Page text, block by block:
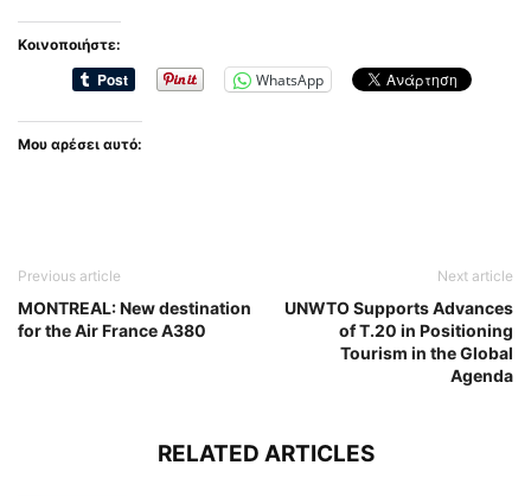
Κοινοποιήστε:
WhatsApp
Μου αρέσει αυτό:
Previous article
MONTREAL: New destination
for the Air France A380
Next article
UNWTO Supports Advances
of T.20 in Positioning
Tourism in the Global
Agenda
RELATED ARTICLES